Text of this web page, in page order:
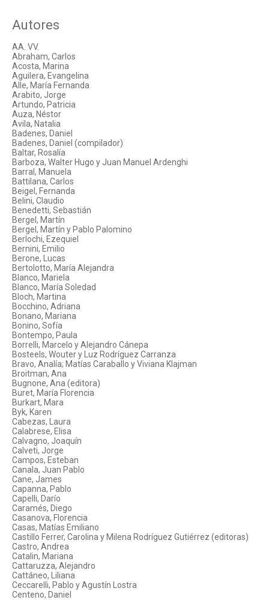
Autores
AA. VV.
Abraham, Carlos
Acosta, Marina
Aguilera, Evangelina
Alle, María Fernanda
Arabito, Jorge
Artundo, Patricia
Auza, Néstor
Avila, Natalia
Badenes, Daniel
Badenes, Daniel (compilador)
Baltar, Rosalía
Barboza, Walter Hugo y Juan Manuel Ardenghi
Barral, Manuela
Battilana, Carlos
Beigel, Fernanda
Belini, Claudio
Benedetti, Sebastián
Bergel, Martín
Bergel, Martín y Pablo Palomino
Berlochi, Ezequiel
Bernini, Emilio
Berone, Lucas
Bertolotto, María Alejandra
Blanco, Mariela
Blanco, María Soledad
Bloch, Martina
Bocchino, Adriana
Bonano, Mariana
Bonino, Sofía
Bontempo, Paula
Borrelli, Marcelo y Alejandro Cánepa
Bosteels, Wouter y Luz Rodríguez Carranza
Bravo, Analía; Matías Caraballo y Viviana Klajman
Broitman, Ana
Bugnone, Ana (editora)
Buret, María Florencia
Burkart, Mara
Byk, Karen
Cabezas, Laura
Calabrese, Elisa
Calvagno, Joaquín
Calveti, Jorge
Campos, Esteban
Canala, Juan Pablo
Cane, James
Capanna, Pablo
Capelli, Darío
Caramés, Diego
Casanova, Florencia
Casas, Matías Emiliano
Castillo Ferrer, Carolina y Milena Rodríguez Gutiérrez (editoras)
Castro, Andrea
Catalin, Mariana
Cattaruzza, Alejandro
Cattáneo, Liliana
Ceccarelli, Pablo y Agustín Lostra
Centeno, Daniel